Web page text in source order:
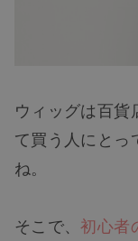
ウィッグは百貨
て買う人にとっ
ね。
そこで、初心者